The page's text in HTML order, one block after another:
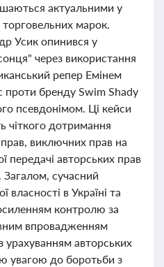
актуальними у
торговельних марок.
Усик опинився у
через використання
репер Емінем
проти бренду Swim Shady
псевдонімом. Ці кейси
чіткого дотримання
виключних прав на
передачі авторських прав
Загалом, сучасний
власності в Україні та
контролю за
впровадженням
урахуванням авторських
увагою до боротьби з